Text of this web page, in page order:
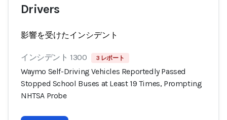
Drivers
影響を受けたインシデント
インシデント 1300 3 レポート
Waymo Self-Driving Vehicles Reportedly Passed
Stopped School Buses at Least 19 Times, Prompting
NHTSA Probe